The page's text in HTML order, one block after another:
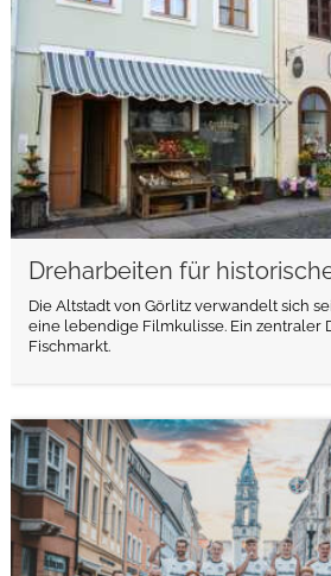
Dreharbeiten für
Die Altstadt von Görlitz verwandelt sich
eine lebendige Filmkulisse. Ein zentraler
Fischmarkt.
weiterlesen